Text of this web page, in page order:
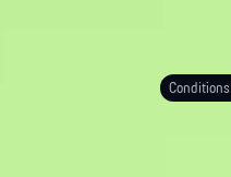
Conditions